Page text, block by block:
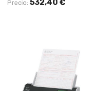
Precio: 532,40 €